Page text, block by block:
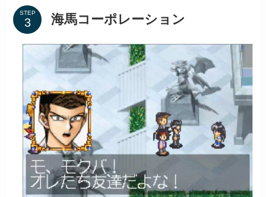
STEP 海馬コーポレーション